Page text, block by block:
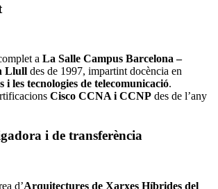
a La Salle Campus Barcelona –
Llull des de 1997, impartint docència en
i les tecnologies de telecomunicació.
Cisco CCNA i CCNP des de l’any
i de transferència
d’Arquitectures de Xarxes Híbrides del